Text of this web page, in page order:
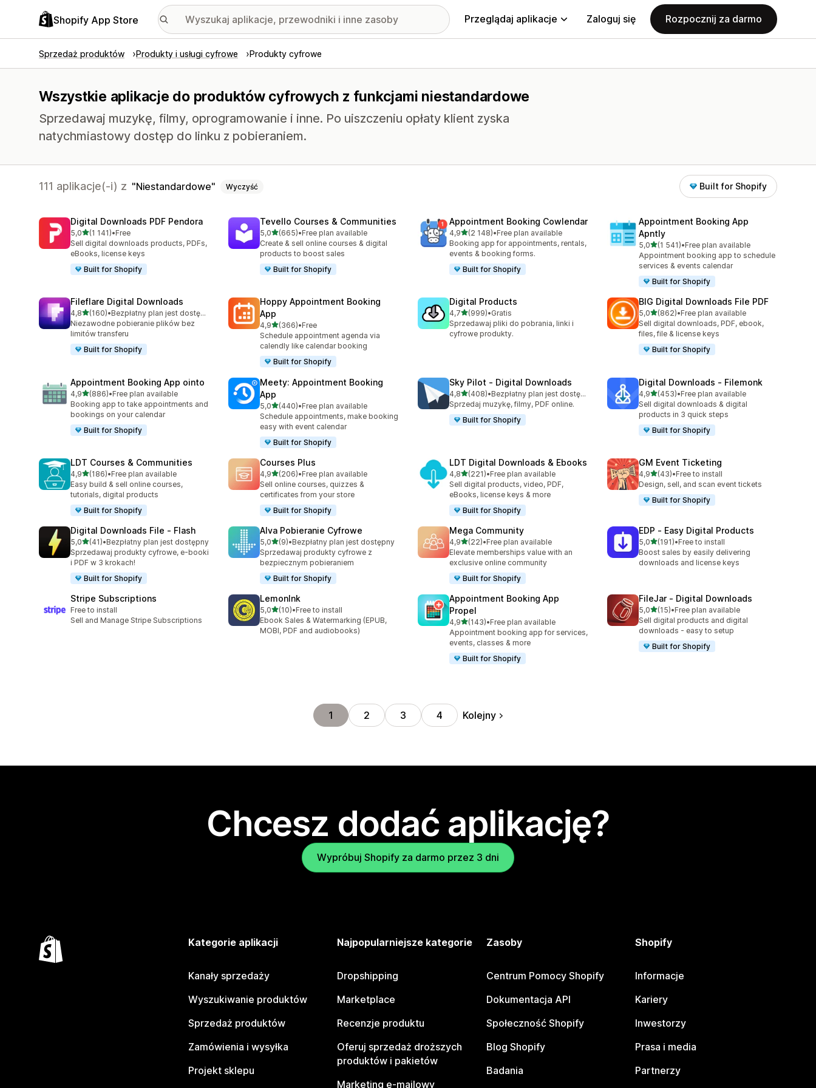
Shopify App Store Przeglądaj aplikacje Zaloguj się Rozpocznij za darmo
Sprzedaż produktów Produkty i usługi cyfrowe Produkty cyfrowe
Wszystkie aplikacje do produktów cyfrowych z funkcjami niestandardowe
Sprzedawaj muzykę, filmy, oprogramowanie i inne. Po uiszczeniu opłaty klient zyska
natychmiastowy dostęp do linku z pobieraniem.
111 aplikacje(-i) z Niestandardowe Wyczyść Built for Shopify
Digital Downloads PDF Pendora
5,0na 5 gwiazdek
(1 141)
Łączna liczba recenzji: 1141
•Free
Sell digital downloads products, PDFs,
eBooks, license keys
Built for Shopify
Tevello Courses & Communities
5,0na 5 gwiazdek
(665)
Łączna liczba recenzji: 665
•Free plan available
Create & sell online courses & digital
products to boost sales
Built for Shopify
Appointment Booking Cowlendar
4,9na 5 gwiazdek
(2 148)
Łączna liczba recenzji: 2148
•Free plan available
Booking app for appointments, rentals,
events & booking forms.
Built for Shopify
Appointment Booking App
Apntly
5,0na 5 gwiazdek
(1 541)
Łączna liczba recenzji: 1541
•Free plan available
Appointment booking app to schedule
services & events calendar
Built for Shopify
Fileflare Digital Downloads
4,8na 5 gwiazdek
(160)
Łączna liczba recenzji: 160
•
Bezpłatny plan jest dostępny
Niezawodne pobieranie plików bez
limitów transferu
Built for Shopify
Hoppy Appointment Booking
App
4,9na 5 gwiazdek
(366)
Łączna liczba recenzji: 366
•Free
Schedule appointment agenda via
calendly like calendar booking
Built for Shopify
Digital Products
4,7na 5 gwiazdek
(999)
Łączna liczba recenzji: 999
•Gratis
Sprzedawaj pliki do pobrania, linki i
cyfrowe produkty.
BIG Digital Downloads File PDF
5,0na 5 gwiazdek
(862)
Łączna liczba recenzji: 862
•Free plan available
Sell digital downloads, PDF, ebook,
files, file & license keys
Built for Shopify
Appointment Booking App ointo
4,9na 5 gwiazdek
(886)
Łączna liczba recenzji: 886
•Free plan available
Booking app to take appointments and
bookings on your calendar
Built for Shopify
Meety: Appointment Booking
App
5,0na 5 gwiazdek
(440)
Łączna liczba recenzji: 440
•Free plan available
Schedule appointments, make booking
easy with event calendar
Built for Shopify
Sky Pilot ‑ Digital Downloads
4,8na 5 gwiazdek
(408)
Łączna liczba recenzji: 408
•
Bezpłatny plan jest dostępny
Sprzedaj muzykę, filmy, PDF online.
Built for Shopify
Digital Downloads ‑ Filemonk
4,9na 5 gwiazdek
(453)
Łączna liczba recenzji: 453
•Free plan available
Sell digital downloads & digital
products in 3 quick steps
Built for Shopify
LDT Courses & Communities
4,9na 5 gwiazdek
(186)
Łączna liczba recenzji: 186
•Free plan available
Easy build & sell online courses,
tutorials, digital products
Built for Shopify
Courses Plus
4,9na 5 gwiazdek
(206)
Łączna liczba recenzji: 206
•Free plan available
Sell online courses, quizzes &
certificates from your store
Built for Shopify
LDT Digital Downloads & Ebooks
4,8na 5 gwiazdek
(221)
Łączna liczba recenzji: 221
•Free plan available
Sell digital products, video, PDF,
eBooks, license keys & more
Built for Shopify
GM Event Ticketing
4,9na 5 gwiazdek
(43)
Łączna liczba recenzji: 43
•Free to install
Design, sell, and scan event tickets
Built for Shopify
Digital Downloads File ‑ Flash
5,0na 5 gwiazdek
(41)
Łączna liczba recenzji: 41
•Bezpłatny plan jest dostępny
Sprzedawaj produkty cyfrowe, e-booki
i PDF w 3 krokach!
Built for Shopify
Alva Pobieranie Cyfrowe
5,0na 5 gwiazdek
(9)
Łączna liczba recenzji: 9
•Bezpłatny plan jest dostępny
Sprzedawaj produkty cyfrowe z
bezpiecznym pobieraniem
Built for Shopify
Mega Community
4,9na 5 gwiazdek
(22)
Łączna liczba recenzji: 22
•Free plan available
Elevate memberships value with an
exclusive online community
Built for Shopify
EDP ‑ Easy Digital Products
5,0na 5 gwiazdek
(191)
Łączna liczba recenzji: 191
•Free to install
Boost sales by easily delivering
downloads and license keys
Stripe Subscriptions
Free to install
Sell and Manage Stripe Subscriptions
LemonInk
5,0na 5 gwiazdek
(10)
Łączna liczba recenzji: 10
•Free to install
Ebook Sales & Watermarking (EPUB,
MOBI, PDF and audiobooks)
Appointment Booking App
Propel
4,9na 5 gwiazdek
(143)
Łączna liczba recenzji: 143
•Free plan available
Appointment booking app for services,
events, classes & more
Built for Shopify
FileJar ‑ Digital Downloads
5,0na 5 gwiazdek
(15)
Łączna liczba recenzji: 15
•Free plan available
Sell digital products and digital
downloads - easy to setup
Built for Shopify
1 2 3 4 Kolejny
Chcesz dodać aplikację?
Wypróbuj Shopify za darmo przez 3 dni
Kategorie aplikacji
Kanały sprzedaży
Wyszukiwanie produktów
Sprzedaż produktów
Zamówienia i wysyłka
Projekt sklepu
Najpopularniejsze kategorie
Dropshipping
Marketplace
Recenzje produktu
Oferuj sprzedaż droższych
produktów i pakietów
Marketing e-mailowy
Zasoby
Centrum Pomocy Shopify
Dokumentacja API
Społeczność Shopify
Blog Shopify
Badania
Shopify
Informacje
Kariery
Inwestorzy
Prasa i media
Partnerzy